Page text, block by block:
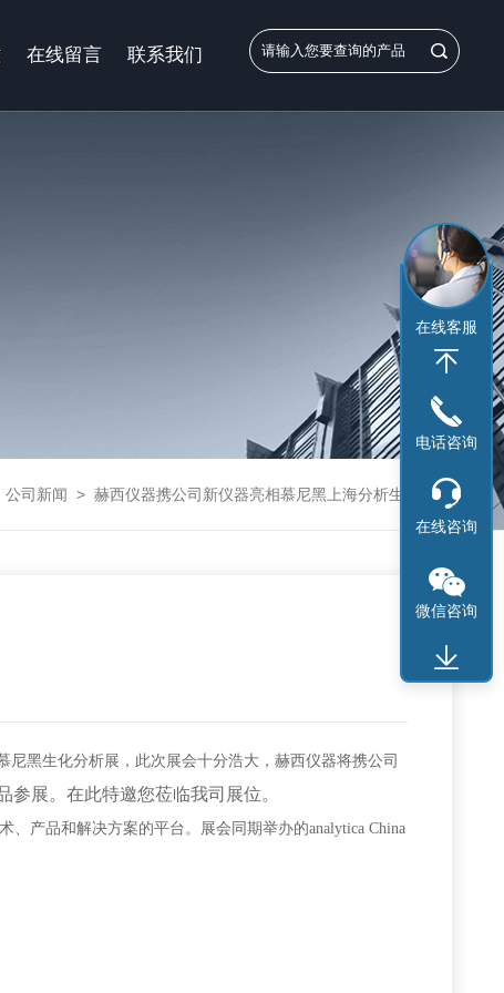
在线留言 联系我们
公司新闻 > 赫西仪器携公司新仪器亮相慕尼黑上海分析生化展
黑生化分析展，此次展会十分浩大，赫西仪器将携公司
展。在此特邀您莅临我司展位。
产品和解决方案的平台。展会同期举办的analytica China
在线客服
电话咨询
在线咨询
微信咨询